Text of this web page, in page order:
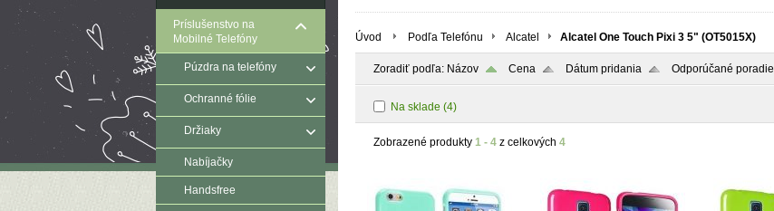
Príslušenstvo na
Mobilné Telefóny
Púzdra na telefóny
Ochranné fólie
Držiaky
Nabíjačky
Handsfree
Úvod Podľa Telefónu Alcatel Alcatel One Touch Pixi 3 5" (OT5015X)
Zoradiť podľa: Názov Cena Dátum pridania Odporúčané poradie
Na sklade (4)
Zobrazené produkty 1 - 4 z celkových 4